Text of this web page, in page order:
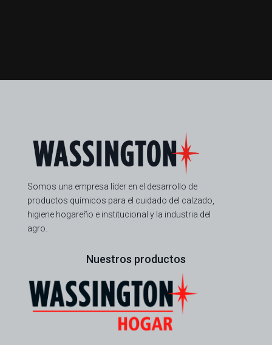
Somos una empresa líder en el desarrollo de
productos químicos para el cuidado del calzado,
higiene hogareño e institucional y la industria del
agro.
Nuestros productos